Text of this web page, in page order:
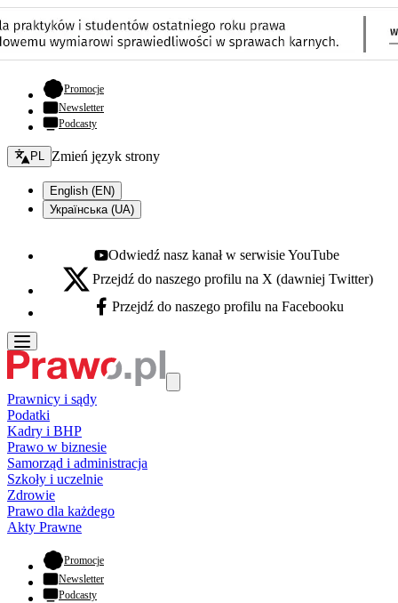
Promocje- otwiera się w nowej karcie
Newsletter
Podcasty
Zmień język - bieżący:
PL Zmień język strony
English (EN)
Українська (UA)
Youtube - otwiera się w nowej karcie
Odwiedź nasz kanał w serwisie YouTube
X - otwiera się w nowej karcie
Przejdź do naszego profilu na X (dawniej Twitter)
Facebook - otwiera się w nowej karcie
Przejdź do naszego profilu na Facebooku
Prawnicy i sądy
Podatki
Kadry i BHP
Prawo w biznesie
Samorząd i administracja
Szkoły i uczelnie
Zdrowie
Prawo dla każdego
Akty Prawne
Promocje- otwiera się w nowej karcie
Newsletter
Podcasty